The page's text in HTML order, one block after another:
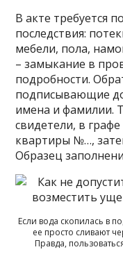
В акте требуется
последствия:
мебели, пола,
– замыкание в
подробности.
подписывающие
имена и фамилии.
свидетели, в
квартиры №…,
Образец
Если вода скопилась в
ее просто сливают
Правда,